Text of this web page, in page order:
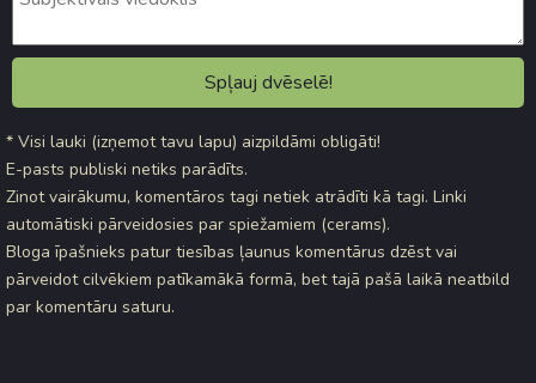
* Visi lauki (izņemot tavu lapu) aizpildāmi obligāti!
E-pasts publiski netiks parādīts.
Zinot vairākumu, komentāros tagi netiek atrādīti kā tagi. Linki
automātiski pārveidosies par spiežamiem (cerams).
Bloga īpašnieks patur tiesības ļaunus komentārus dzēst vai
pārveidot cilvēkiem patīkamākā formā, bet tajā pašā laikā neatbild
par komentāru saturu.